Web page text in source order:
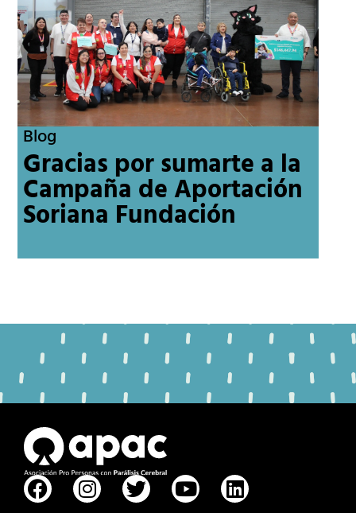
Blog
Gracias por sumarte a la
Campaña de Aportación
Soriana Fundación